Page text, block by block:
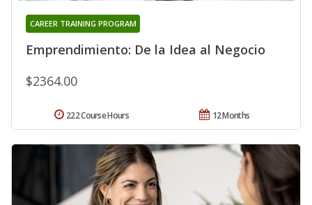
Emprendimiento: De la Idea al Negocio
CAREER TRAINING PROGRAM
$2364.00
12 Months
222 Course Hours